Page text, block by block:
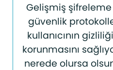
Gelişmiş şifreleme
güvenlik
kullanıcının
korunmasını
nerede olursa